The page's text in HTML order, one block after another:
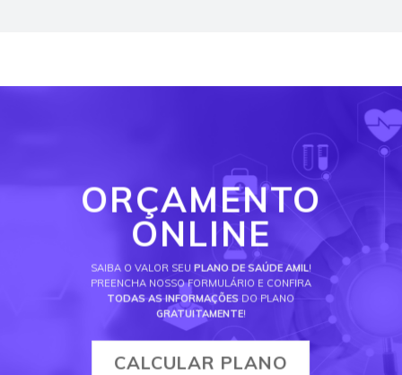
ORÇAMENTO
ONLINE
SAIBA O VALOR SEU PLANO DE SAÚDE AMIL!
PREENCHA NOSSO FORMULÁRIO E CONFIRA
TODAS AS INFORMAÇÕES DO PLANO
GRATUITAMENTE!
CALCULAR PLANO